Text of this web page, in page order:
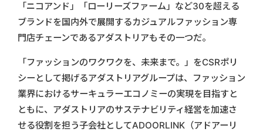
「ニコアンド」「ローリーズファーム」など30を超える
ブランドを国内外で展開するカジュアルファッション専
門店チェーンであるアダストリアもその一つだ。
「ファッションのワクワクを、未来まで。」をCSRポリ
シーとして掲げるアダストリアグループは、ファッション
業界におけるサーキュラーエコノミーの実現を目指すと
ともに、アダストリアのサステナビリティ経営を加速さ
せる役割を担う子会社としてADOORLINK（アドアーリ